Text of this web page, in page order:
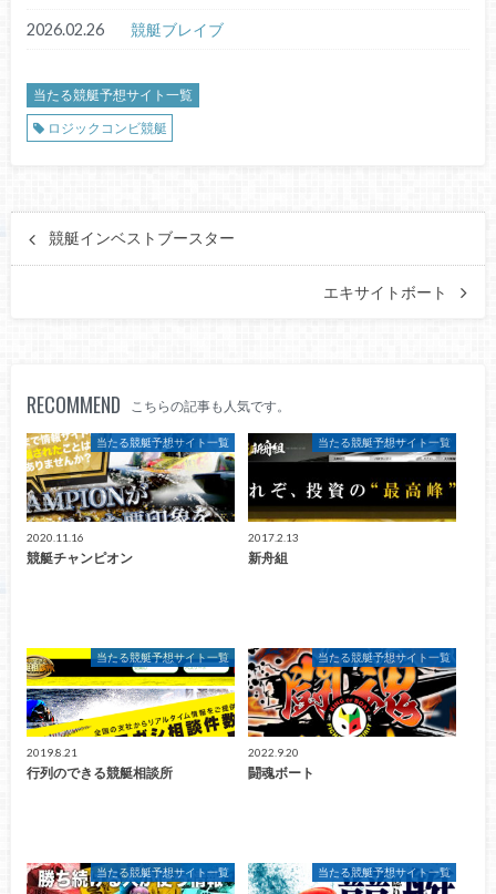
2026.02.26 競艇ブレイブ
当たる競艇予想サイト一覧
ロジックコンビ競艇
競艇インベストブースター
エキサイトボート
RECOMMEND こちらの記事も人気です。
当たる競艇予想サイト一覧
2020.11.16
競艇チャンピオン
当たる競艇予想サイト一覧
2017.2.13
新舟組
当たる競艇予想サイト一覧
2019.8.21
行列のできる競艇相談所
当たる競艇予想サイト一覧
2022.9.20
闘魂ボート
当たる競艇予想サイト一覧 当たる競艇予想サイト一覧